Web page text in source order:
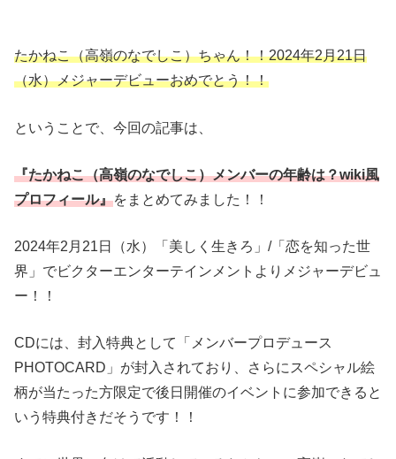
たかねこ（高嶺のなでしこ）ちゃん！！2024年2月21日
（水）メジャーデビューおめでとう！！
ということで、今回の記事は、
『たかねこ（高嶺のなでしこ）メンバーの年齢は？wiki風
プロフィール』をまとめてみました！！
2024年2月21日（水）「美しく生きろ」/「恋を知った世
界」でビクターエンターテインメントよりメジャーデビュ
ー！！
CDには、封入特典として「メンバープロデュース
PHOTOCARD」が封入されており、さらにスペシャル絵
柄が当たった方限定で後日開催のイベントに参加できると
いう特典付きだそうです！！